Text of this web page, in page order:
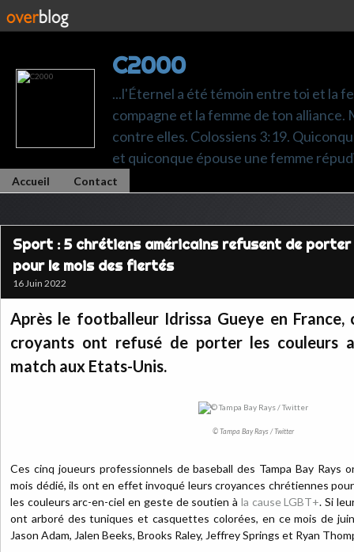
C2000
...l'Éternel a été témoin entre toi et la
compagne et la femme de ton alliance.
contre elles. Colossiens 3:19.
et quiconque épouse une femme
Accueil Contact
Sport : 5 chrétiens américains refusent de porter
pour le mois des fiertés
16 Juin 2022
Après le footballeur Idrissa Gueye en
croyants ont refusé de porter les couleurs
match aux Etats-Unis.
© Tampa Bay Rays / Twitter
Ces cinq joueurs professionnels de baseball des Tampa Bay Rays
mois dédié, ils ont en effet invoqué leurs croyances chrétiennes
les couleurs arc-en-ciel en geste de soutien à la cause LGBT+. Si
ont arboré des tuniques et casquettes colorées, en ce mois de
Jason Adam, Jalen Beeks, Brooks Raley, Jeffrey Springs et Ryan